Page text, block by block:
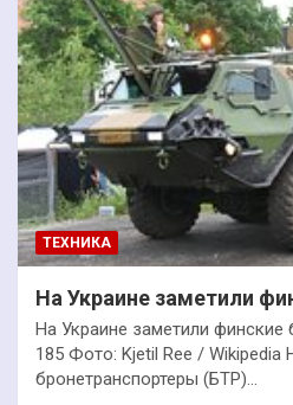
ТЕХНИКА
На Украине заметили
На Украине заметили финские
185 Фото: Kjetil Ree / Wikipedia
бронетранспортеры (БТР)…